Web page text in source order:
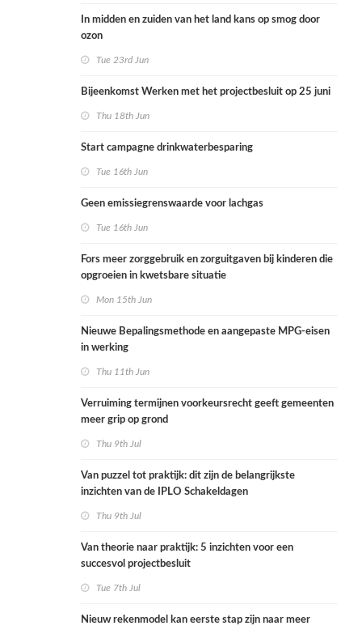
In midden en zuiden van het land kans op smog door
ozon
Tue 23rd Jun
Bijeenkomst Werken met het projectbesluit op 25 juni
Thu 18th Jun
Start campagne drinkwaterbesparing
Tue 16th Jun
Geen emissiegrenswaarde voor lachgas
Tue 16th Jun
Fors meer zorggebruik en zorguitgaven bij kinderen die
opgroeien in kwetsbare situatie
Mon 15th Jun
Nieuwe Bepalingsmethode en aangepaste MPG-eisen
in werking
Thu 11th Jun
Verruiming termijnen voorkeursrecht geeft gemeenten
meer grip op grond
Thu 9th Jul
Van puzzel tot praktijk: dit zijn de belangrijkste
inzichten van de IPLO Schakeldagen
Thu 9th Jul
Van theorie naar praktijk: 5 inzichten voor een
succesvol projectbesluit
Tue 7th Jul
Nieuw rekenmodel kan eerste stap zijn naar meer